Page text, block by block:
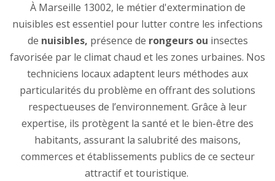
À Marseille 13002, le métier d'extermination de
nuisibles est essentiel pour lutter contre les infections
de nuisibles, présence de rongeurs ou insectes
favorisée par le climat chaud et les zones urbaines. Nos
techniciens locaux adaptent leurs méthodes aux
particularités du problème en offrant des solutions
respectueuses de l’environnement. Grâce à leur
expertise, ils protègent la santé et le bien-être des
habitants, assurant la salubrité des maisons,
commerces et établissements publics de ce secteur
attractif et touristique.